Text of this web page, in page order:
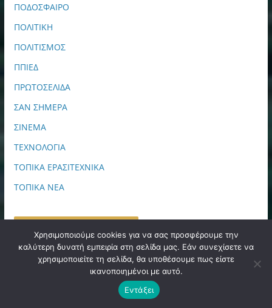
ΠΟΔΟΣΦΑΙΡΟ
ΠΟΛΙΤΙΚΗ
ΠΟΛΙΤΙΣΜΟΣ
ΠΠΙΕΔ
ΠΡΩΤΟΣΕΛΙΔΑ
ΣΑΝ ΣΗΜΕΡΑ
ΣΙΝΕΜΑ
ΤΕΧΝΟΛΟΓΙΑ
ΤΟΠΙΚΑ ΕΡΑΣΙΤΕΧΝΙΚΑ
ΤΟΠΙΚΑ ΝΕΑ
Χρησιμοποιούμε cookies για να σας προσφέρουμε την
καλύτερη δυνατή εμπειρία στη σελίδα μας. Εάν συνεχίσετε να
χρησιμοποιείτε τη σελίδα, θα υποθέσουμε πως είστε
ικανοποιημένοι με αυτό.
Εντάξει